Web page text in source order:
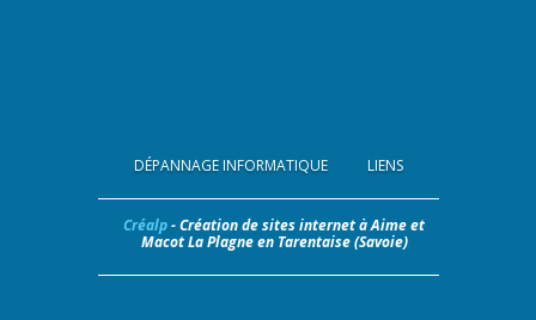
DÉPANNAGE INFORMATIQUE LIENS
Créalp- Création de sites internet à Aime et
Macot La Plagne en Tarentaise (Savoie)